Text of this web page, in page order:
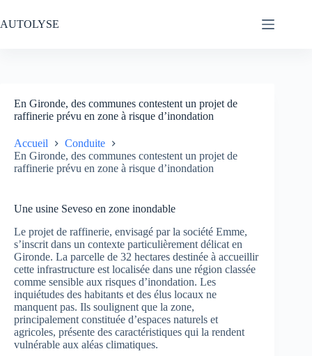
au
contenu
AUTOLYSE
En Gironde, des communes contestent un projet de
raffinerie prévu en zone à risque d’inondation
Accueil
Conduite
En Gironde, des communes contestent un projet de
raffinerie prévu en zone à risque d’inondation
Une usine Seveso en zone inondable
Le projet de raffinerie, envisagé par la société Emme,
s’inscrit dans un contexte particulièrement délicat en
Gironde. La parcelle de 32 hectares destinée à accueillir
cette infrastructure est localisée dans une région classée
comme sensible aux risques d’inondation. Les
inquiétudes des habitants et des élus locaux ne
manquent pas. Ils soulignent que la zone,
principalement constituée d’espaces naturels et
agricoles, présente des caractéristiques qui la rendent
vulnérable aux aléas climatiques.